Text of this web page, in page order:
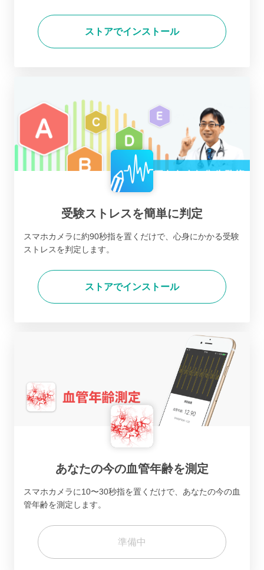
ストアでインストール
受験ストレスを簡単に判定
スマホカメラに約90秒指を置くだけで、心身にかかる受験
ストレスを判定します。
ストアでインストール
あなたの今の血管年齢を測定
スマホカメラに10〜30秒指を置くだけで、あなたの今の血
管年齢を測定します。
準備中